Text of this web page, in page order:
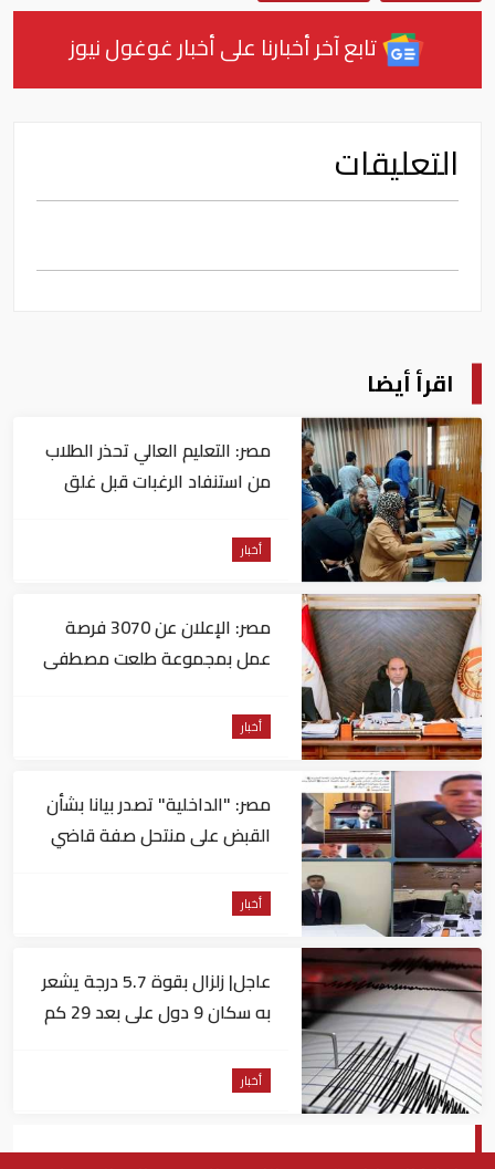
تابع آخر أخبارنا على أخبار غوغول نيوز
التعليقات
اقرأ أيضا
مصر: التعليم العالي تحذر الطلاب
من استنفاد الرغبات قبل غلق
أخبار
مصر: الإعلان عن 3070 فرصة
عمل بمجموعة طلعت مصطفى
أخبار
مصر: "الداخلية" تصدر بيانا بشأن
القبض على منتحل صفة قاضي
أخبار
عاجل| زلزال بقوة 5.7 درجة يشعر
به سكان 9 دول على بعد 29 كم
أخبار